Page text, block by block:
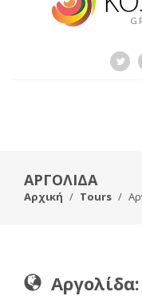
ΑΡΓΟΛΙΔΑ
Αρχική Tours